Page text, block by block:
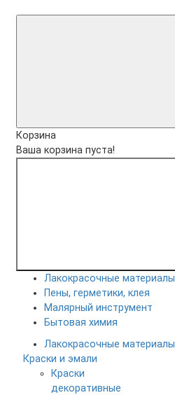
Корзина
Ваша корзина пуста!
Лакокрасочные материалы
Пены, герметики, клея
Малярный инструмент
Бытовая химия
Лакокрасочные материалы
Краски и эмали
Краски
декоративные